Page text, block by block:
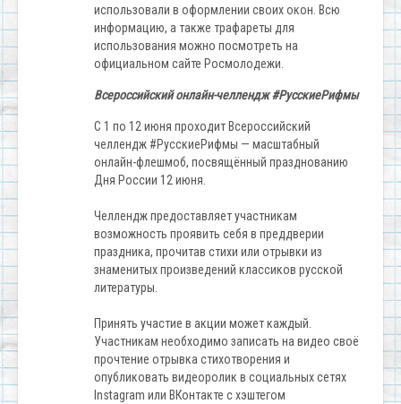
использовали в оформлении своих окон. Всю
информацию, а также трафареты для
использования можно посмотреть на
официальном сайте Росмолодежи.
Всероссийский онлайн-челлендж #РусскиеРифмы
С 1 по 12 июня проходит Всероссийский
челлендж #РусскиеРифмы — масштабный
онлайн-флешмоб, посвящённый празднованию
Дня России 12 июня.
Челлендж предоставляет участникам
возможность проявить себя в преддверии
праздника, прочитав стихи или отрывки из
знаменитых произведений классиков русской
литературы.
Принять участие в акции может каждый.
Участникам необходимо записать на видео своё
прочтение отрывка стихотворения и
опубликовать видеоролик в социальных сетях
Instagram или ВКонтакте с хэштегом